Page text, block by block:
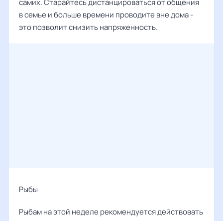
самих. Старайтесь дистанцироваться от общения
в семье и больше времени проводите вне дома -
это позволит снизить напряженность.
Рыбы ‌‌
Рыбам на этой неделе рекомендуется действовать